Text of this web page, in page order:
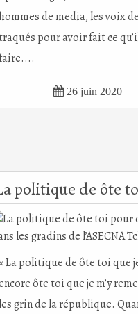
hommes de media, les voix
traqués pour avoir fait ce
 26 juin 2020
La politique de ôte toi que
ôte toi que je m’y
les grin de la république.